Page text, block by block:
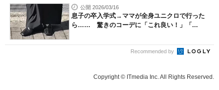
公開 2026/03/16
息子の卒入学式→ママが全身ユニクロで行った
ら…… 驚きのコーデに「これ良い！」「...
Recommended by
Copyright © ITmedia Inc. All Rights Reserved.